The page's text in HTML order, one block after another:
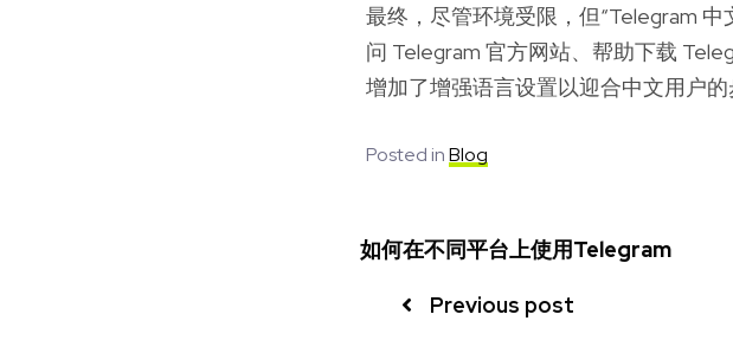
最终，尽管环境受限，但“Telegram
问 Telegram 官方网站、帮助下载
增加了增强语言设置以迎合中文用户的
Posted inBlog
如何在不同平台上使用Telegram
Previous post